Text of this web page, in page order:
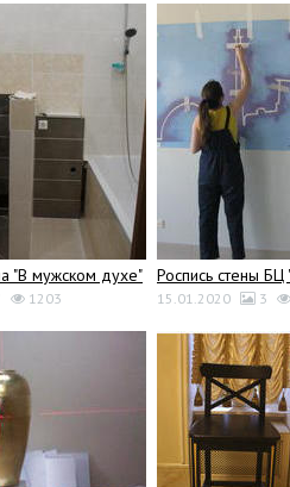
"В мужском духе"
1203
Роспись стены
15.01.2020 3